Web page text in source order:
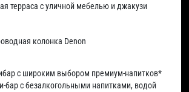
терраса с уличной мебелью и джакузи
колонка Denon
с широким выбором премиум-напитков*
бар с безалкогольными напитками, водой